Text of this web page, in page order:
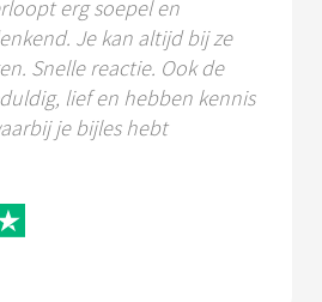
erg soepel en
Je kan altijd bij ze
Snelle reactie. Ook de
lief en hebben kennis
je bijles hebt